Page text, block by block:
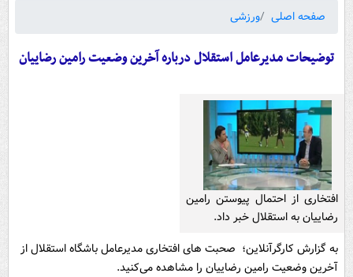
صفحه اصلی
ورزشی
توضیحات مدیرعامل استقلال درباره آخرین وضعیت رامین رضاییان
افتخاری از احتمال پیوستن رامین
رضاییان به استقلال خبر داد.
به گزارش کارگرآنلاین؛ صحبت های افتخاری مدیرعامل باشگاه استقلال از
آخرین وضعیت رامین رضاییان را مشاهده می‌کنید.